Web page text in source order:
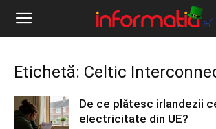
Informația
Etichetă: Celtic
De ce plătesc irlandezii
electricitate din UE?